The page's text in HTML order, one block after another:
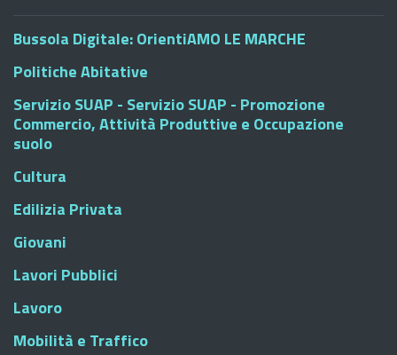
Bussola Digitale: OrientiAMO LE MARCHE
Politiche Abitative
Servizio SUAP - Servizio SUAP - Promozione
Commercio, Attività Produttive e Occupazione
suolo
Cultura
Edilizia Privata
Giovani
Lavori Pubblici
Lavoro
Mobilità e Traffico